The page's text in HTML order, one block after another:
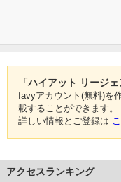
「ハイアット リージ
favyアカウント(無料)を
載することができます。
詳しい情報とご登録は
アクセスランキング